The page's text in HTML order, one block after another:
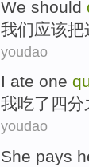
We should
我们应该把
youdao
I ate one
我吃了 四分
youdao
She pays